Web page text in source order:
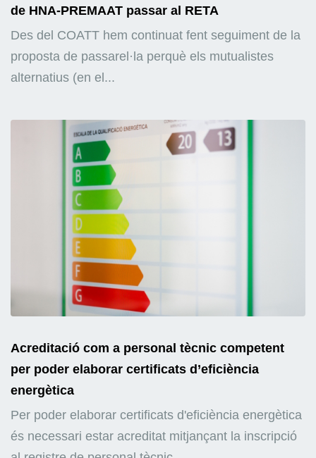
de HNA-PREMAAT passar al RETA
Des del COATT hem continuat fent seguiment de la
proposta de passarel·la perquè els mutualistes
alternatius (en el...
Acreditació com a personal tècnic competent
per poder elaborar certificats d’eficiència
energètica
Per poder elaborar certificats d'eficiència energètica
és necessari estar acreditat mitjançant la inscripció